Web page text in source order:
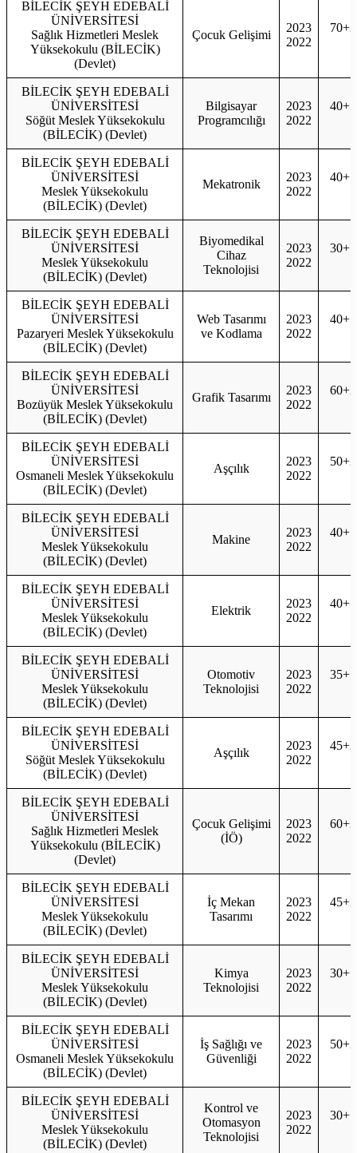
BİLECİK ŞEYH EDEBALİ
ÜNİVERSİTESİ
Sağlık Hizmetleri Meslek
Yüksekokulu (BİLECİK)
(Devlet)
Çocuk Gelişimi
2023
2022
BİLECİK ŞEYH EDEBALİ
ÜNİVERSİTESİ
Söğüt Meslek Yüksekokulu
(BİLECİK) (Devlet)
Bilgisayar
Programcılığı
2023
2022
BİLECİK ŞEYH EDEBALİ
ÜNİVERSİTESİ
Meslek Yüksekokulu
(BİLECİK) (Devlet)
Mekatronik
2023
2022
BİLECİK ŞEYH EDEBALİ
ÜNİVERSİTESİ
Meslek Yüksekokulu
(BİLECİK) (Devlet)
Biyomedikal
Cihaz
Teknolojisi
2023
2022
BİLECİK ŞEYH EDEBALİ
ÜNİVERSİTESİ
Pazaryeri Meslek Yüksekokulu
(BİLECİK) (Devlet)
Web Tasarımı
ve Kodlama
2023
2022
BİLECİK ŞEYH EDEBALİ
ÜNİVERSİTESİ
Bozüyük Meslek Yüksekokulu
(BİLECİK) (Devlet)
Grafik Tasarımı
2023
2022
BİLECİK ŞEYH EDEBALİ
ÜNİVERSİTESİ
Osmaneli Meslek Yüksekokulu
(BİLECİK) (Devlet)
Aşçılık
2023
2022
BİLECİK ŞEYH EDEBALİ
ÜNİVERSİTESİ
Meslek Yüksekokulu
(BİLECİK) (Devlet)
Makine
2023
2022
BİLECİK ŞEYH EDEBALİ
ÜNİVERSİTESİ
Meslek Yüksekokulu
(BİLECİK) (Devlet)
Elektrik
2023
2022
BİLECİK ŞEYH EDEBALİ
ÜNİVERSİTESİ
Meslek Yüksekokulu
(BİLECİK) (Devlet)
Otomotiv
Teknolojisi
2023
2022
BİLECİK ŞEYH EDEBALİ
ÜNİVERSİTESİ
Söğüt Meslek Yüksekokulu
(BİLECİK) (Devlet)
Aşçılık
2023
2022
BİLECİK ŞEYH EDEBALİ
ÜNİVERSİTESİ
Sağlık Hizmetleri Meslek
Yüksekokulu (BİLECİK)
(Devlet)
Çocuk Gelişimi
(İÖ)
2023
2022
BİLECİK ŞEYH EDEBALİ
ÜNİVERSİTESİ
Meslek Yüksekokulu
(BİLECİK) (Devlet)
İç Mekan
Tasarımı
2023
2022
BİLECİK ŞEYH EDEBALİ
ÜNİVERSİTESİ
Meslek Yüksekokulu
(BİLECİK) (Devlet)
Kimya
Teknolojisi
2023
2022
BİLECİK ŞEYH EDEBALİ
ÜNİVERSİTESİ
Osmaneli Meslek Yüksekokulu
(BİLECİK) (Devlet)
İş Sağlığı ve
Güvenliği
2023
2022
BİLECİK ŞEYH EDEBALİ
ÜNİVERSİTESİ
Meslek Yüksekokulu
(BİLECİK) (Devlet)
Kontrol ve
Otomasyon
Teknolojisi
2023
2022